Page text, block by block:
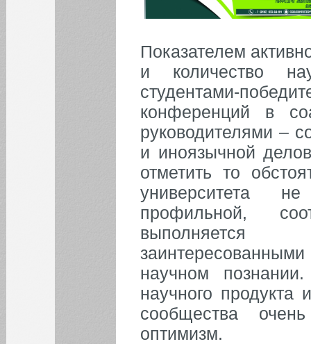
Показателем
и количество
студентами-
конференций в
руководителями –
и иноязычной
отметить то
университета
профильной,
научном познании.
научного продукта
сообщества
оптимизм.